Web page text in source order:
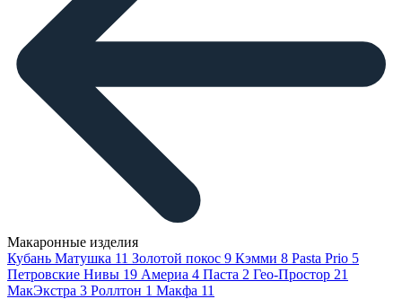
Макаронные изделия
Кубань Матушка 11 Золотой покос 9 Кэмми 8 Pasta Prio 5
Петровские Нивы 19 Америа 4 Паста 2 Гео-Простор 21
МакЭкстра 3 Роллтон 1 Макфа 11